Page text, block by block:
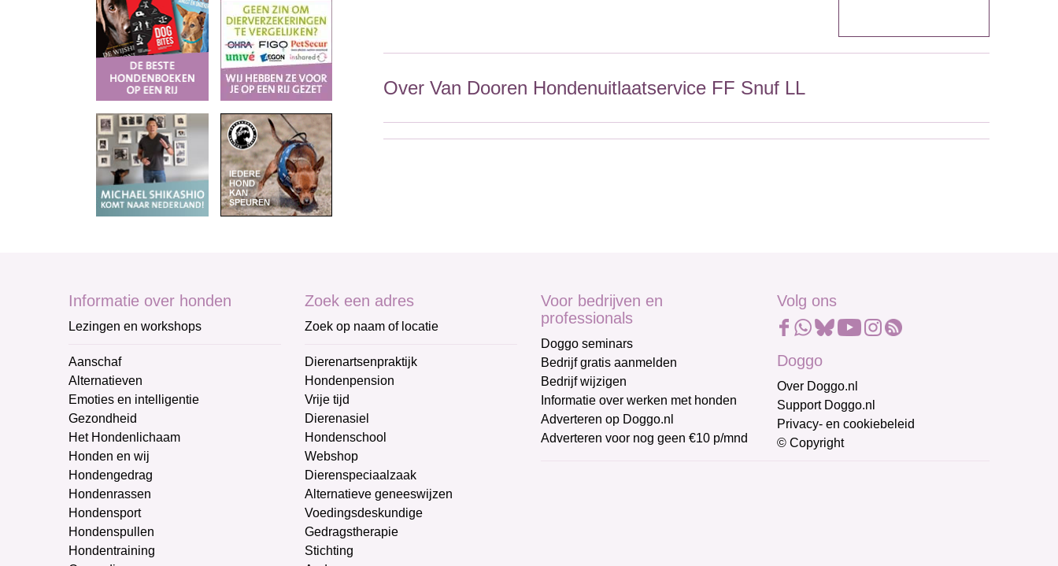
Over Van Dooren Hondenuitlaatservice FF Snuf LL
Informatie over honden
Lezingen en workshops
Aanschaf
Alternatieven
Emoties en intelligentie
Gezondheid
Het Hondenlichaam
Honden en wij
Hondengedrag
Hondenrassen
Hondensport
Hondenspullen
Hondentraining
Zoek een adres
Zoek op naam of locatie
Dierenartsenpraktijk
Hondenpension
Vrije tijd
Dierenasiel
Hondenschool
Webshop
Dierenspeciaalzaak
Alternatieve geneeswijzen
Voedingsdeskundige
Gedragstherapie
Stichting
Voor bedrijven en
professionals
Doggo seminars
Bedrijf gratis aanmelden
Bedrijf wijzigen
Informatie over werken met honden
Adverteren op Doggo.nl
Adverteren voor nog geen €10 p/mnd
Volg ons
Doggo
Over Doggo.nl
Support Doggo.nl
Privacy- en cookiebeleid
© Copyright